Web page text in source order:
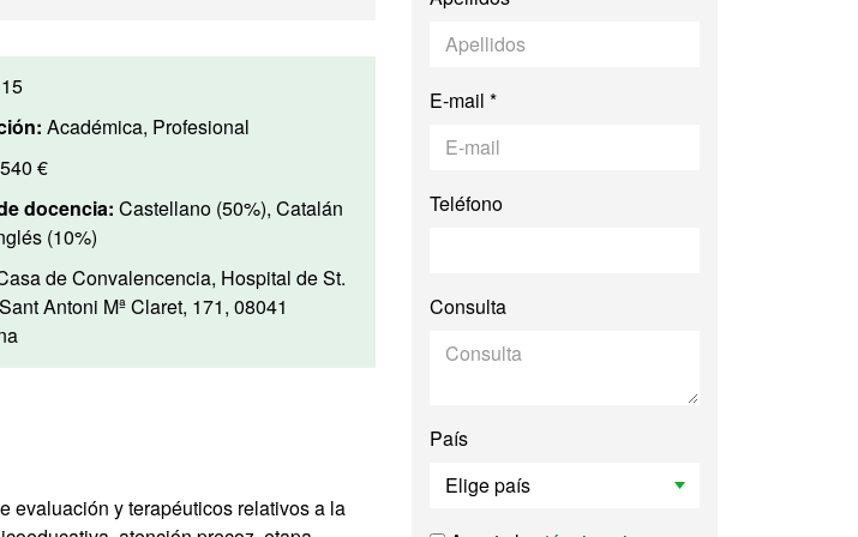
15
Académica, Profesional
540 €
docencia: Castellano (50%), Catalán
(10%)
de Convalencencia, Hospital de St.
Antoni Mª Claret, 171, 08041
evaluación y terapéuticos relativos a la
E-mail *
Teléfono
Consulta
País